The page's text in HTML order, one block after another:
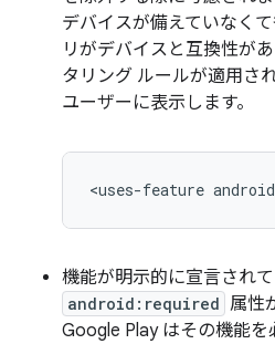
デバイスが備えていなく
リがデバイスと互換性が
タリング ルールが適用さ
ユーザーに表示します。
<uses-feature
機能が明示的に宣言され
android:required 属性
Google Play はその機能